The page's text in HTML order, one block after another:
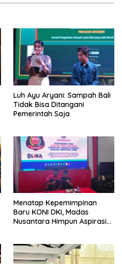
Luh Ayu Aryani: Sampah Bali
Tidak Bisa Ditangani
Pemerintah Saja
Menatap Kepemimpinan
Baru KONI DKI, Madas
Nusantara Himpun Aspirasi